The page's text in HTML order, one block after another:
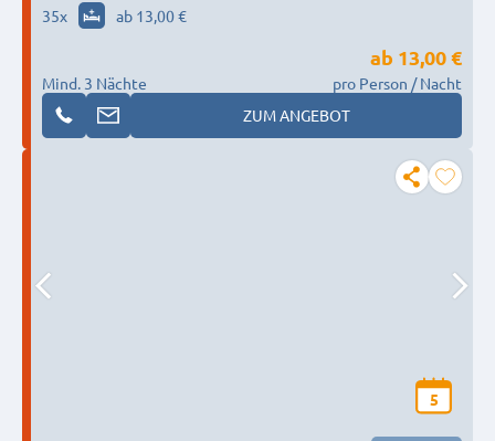
35x ab 13,00 €
Mind. 3 Nächte
ab 13,00 €
pro Person / Nacht
ZUM ANGEBOT
5